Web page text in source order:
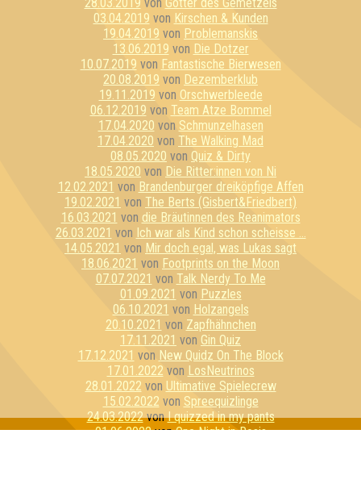
28.03.2019 von Götter des Gemetzels
03.04.2019 von Kirschen & Kunden
19.04.2019 von Problemanskis
13.06.2019 von Die Dotzer
10.07.2019 von Fantastische Bierwesen
20.08.2019 von Dezemberklub
19.11.2019 von Orschwerbleede
06.12.2019 von Team Atze Bommel
17.04.2020 von Schmunzelhasen
17.04.2020 von The Walking Mad
08.05.2020 von Quiz & Dirty
18.05.2020 von Die Ritter:innen von Ni
12.02.2021 von Brandenburger dreiköpfige Affen
19.02.2021 von The Berts (Gisbert&Friedbert)
16.03.2021 von die Bräutinnen des Reanimators
26.03.2021 von Ich war als Kind schon scheisse ...
14.05.2021 von Mir doch egal, was Lukas sagt
18.06.2021 von Footprints on the Moon
07.07.2021 von Talk Nerdy To Me
01.09.2021 von Puzzles
06.10.2021 von Holzangels
20.10.2021 von Zapfhähnchen
17.11.2021 von Gin Quiz
17.12.2021 von New Quidz On The Block
17.01.2022 von LosNeutrinos
28.01.2022 von Ultimative Spielecrew
15.02.2022 von Spreequizlinge
24.03.2022vonI quizzed in my pants
01.06.2022vonOne Night in Rosis